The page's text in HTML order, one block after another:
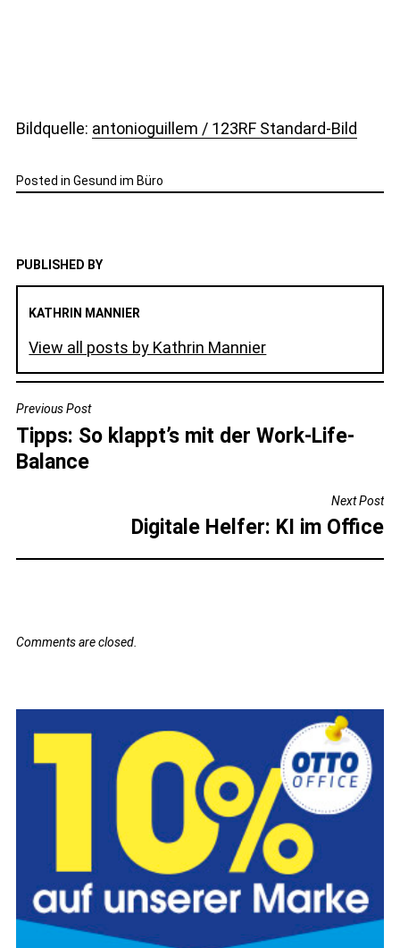
Bildquelle: antonioguillem / 123RF Standard-Bild
Posted in Gesund im Büro
PUBLISHED BY
KATHRIN MANNIER
View all posts by Kathrin Mannier
BEITRAGSNAVIGATION
Previous Post
Tipps: So klappt’s mit der Work-Life-
Balance
Next Post
Digitale Helfer: KI im Office
Comments are closed.